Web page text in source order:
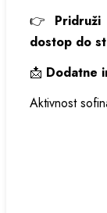
👉
dostop do
📩 Dodatne
Aktivnost